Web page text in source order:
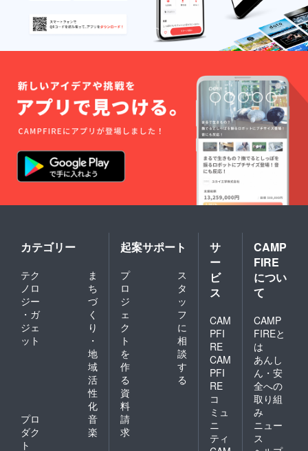
カテゴリー
テク
ノロ
ジー
・ガ
ジェ
ット
ま
ち
づ
く
り
・
地
域
活
性
化
プロ
ダク
ト
音
楽
起案サポート
プ
ロ
ジ
ェ
ク
ト
を
作
る
ス
タ
ッ
フ
に
相
談
す
る
資
料
請
求
サ
ー
ビ
ス
CAM
PFI
RE
CAM
PFI
RE
コ
ミュ
ニ
ティ
CAMP
FIRE
につい
て
CAMP
FIREと
は
あんし
ん・安
全への
取り組
み
ニュー
ス